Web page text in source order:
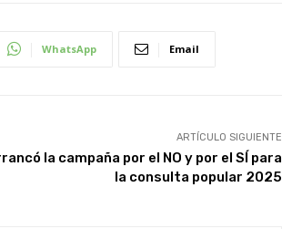
WhatsApp Email
ARTÍCULO SIGUIENTE
la campaña por el NO y por el SÍ para
la consulta popular 2025